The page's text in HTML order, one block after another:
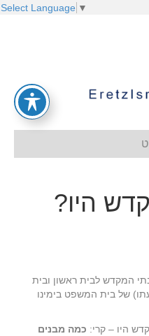
Select Language ▼
היו?
המקדש לבית ראשון ובית
של בית המשפט בימינו
היו – קרי: כמה מבנים